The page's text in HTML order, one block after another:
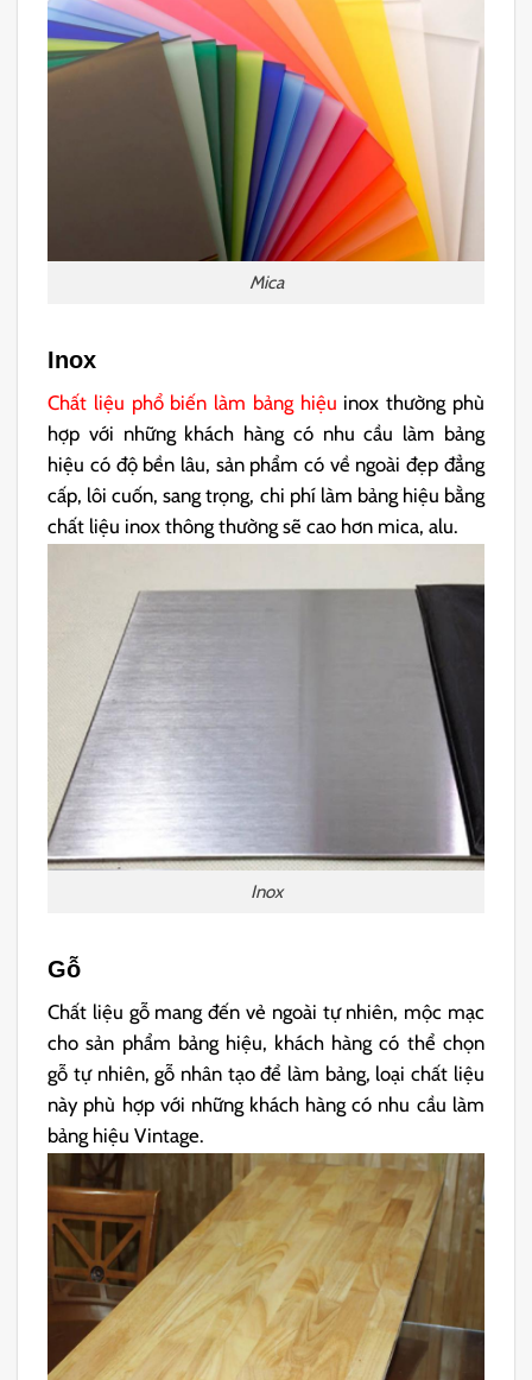
Mica
Inox
Chất liệu phổ biến làm bảng hiệu inox thường phù
hợp với những khách hàng có nhu cầu làm bảng
hiệu có độ bền lâu, sản phẩm có về ngoài đẹp đẳng
cấp, lôi cuốn, sang trọng, chi phí làm bảng hiệu bằng
chất liệu inox thông thường sẽ cao hơn mica, alu.
Inox
Gỗ
Chất liệu gỗ mang đến vẻ ngoài tự nhiên, mộc mạc
cho sản phẩm bảng hiệu, khách hàng có thể chọn
gỗ tự nhiên, gỗ nhân tạo để làm bảng, loại chất liệu
này phù hợp với những khách hàng có nhu cầu làm
bảng hiệu Vintage.